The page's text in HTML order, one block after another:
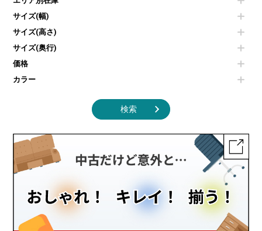
カタログスタンド
オフィスアクセサリーその他
ベンチ・スツール
ソファ
シェルフ
ダストボックス（ゴミ箱）
インテリア家具その他
液晶テレビ・モニター類
エアコン
照明機器
掃除機
季節家電
サイズ(幅)
サイズ(高さ)
サイズ(奥行)
価格
カラー
検索